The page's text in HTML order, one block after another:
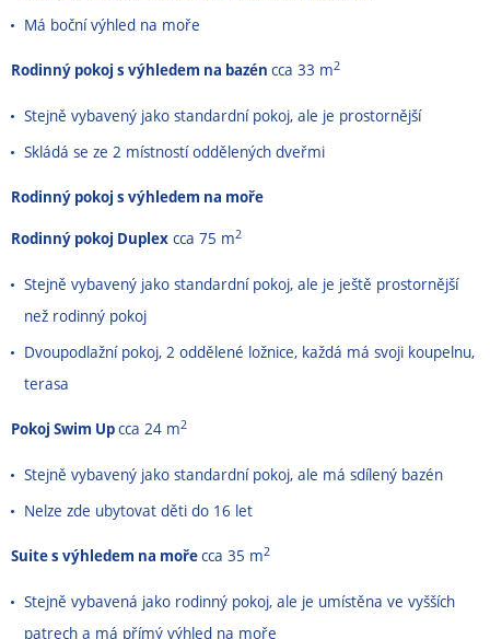
Má boční výhled na moře
Rodinný pokoj s výhledem na bazén cca 33 m2
Stejně vybavený jako standardní pokoj, ale je prostornější
Skládá se ze 2 místností oddělených dveřmi
Rodinný pokoj s výhledem na moře
Rodinný pokoj Duplex cca 75 m2
Stejně vybavený jako standardní pokoj, ale je ještě prostornější
než rodinný pokoj
Dvoupodlažní pokoj, 2 oddělené ložnice, každá má svoji koupelnu,
terasa
Pokoj Swim Upcca 24 m2
Stejně vybavený jako standardní pokoj, ale má sdílený bazén
Nelze zde ubytovat děti do 16 let
Suite s výhledem na mořecca 35 m2
Stejně vybavená jako rodinný pokoj, ale je umístěna ve vyšších
patrech a má přímý výhled na moře